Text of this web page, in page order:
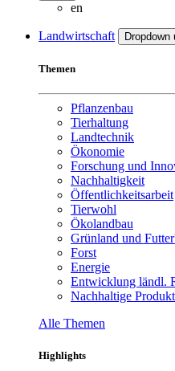
en
Landwirtschaft
Themen
Pflanzenbau
Tierhaltung
Landtechnik
Ökonomie
Forschung und
Nachhaltigkeit
Öffentlichkeitsarbeit
Tierwohl
Ökolandbau
Grünland und
Forst
Energie
Entwicklung ländl.
Nachhaltige
Alle Themen
Highlights